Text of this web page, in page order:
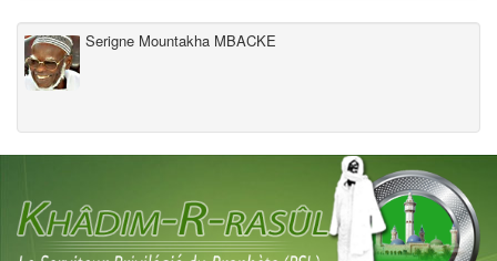
Serigne Mountakha MBACKE